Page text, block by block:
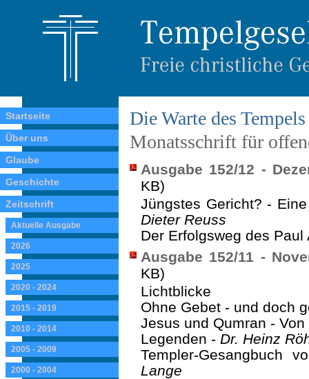
Startseite
Über uns
Glaube
Geschichte
Zeitschrift
Aktuelle Ausgabe
2026
2025
2020 - 2024
2015 - 2019
2010 - 2014
2005 - 2009
2000 - 2004
Die Warte des Tempels
Monatsschrift für
Ausgabe 152/12 -
KB)
Jüngstes Gericht? -
Dieter Reuss
Der Erfolgsweg des
Ausgabe 152/11 -
KB)
Lichtblicke
Ohne Gebet - und doch
Jesus und Qumran -
Legenden - Dr. Heinz
Templer-Gesangbuch
Lange